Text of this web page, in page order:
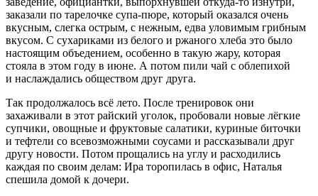
заказали по тарелочке супа-пюре, который оказался очень
вкусным, слегка острым, с нежным, едва уловимым грибным
вкусом. С сухариками из белого и ржаного хлеба это было
настоящим объедением, особенно в такую жару, которая
стояла в этом году в июне. А потом пили чай с облепихой
и наслаждались обществом друг друга.
Так продолжалось всё лето. После тренировок они
захаживали в этот райский уголок, пробовали новые лёгкие
супчики, овощные и фруктовые салатики, куриные биточки
и тефтели со всевозможными соусами и рассказывали друг
другу новости. Потом прощались на углу и расходились
каждая по своим делам: Ира торопилась в офис, Наталья
спешила домой к дочери.